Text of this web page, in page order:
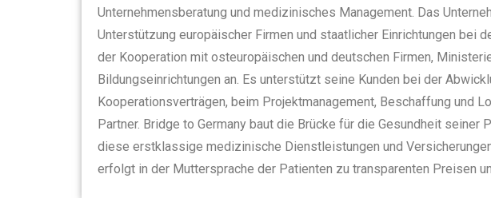
Unternehmensberatung und medizinisches Management. Das
Unterstützung europäischer Firmen und staatlicher Einrichtungen bei
der Kooperation mit osteuropäischen und deutschen Firmen,
Bildungseinrichtungen an. Es unterstützt seine Kunden bei der
Kooperationsverträgen, beim Projektmanagement, Beschaffung und
Partner. Bridge to Germany baut die Brücke für die Gesundheit seiner
diese erstklassige medizinische Dienstleistungen und
erfolgt in der Muttersprache der Patienten zu transparenten Preisen